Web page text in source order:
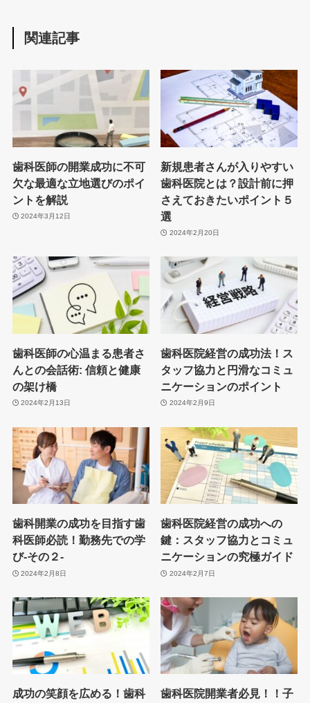
関連記事
歯科医師の開業成功に不可
欠な最適な立地選びのポイ
ントを解説
2024年3月12日
新規患者さんが入りやすい
歯科医院とは？設計前に押
さえておきたいポイント５
選
2024年2月20日
歯科医師の心温まる患者さ
んとの会話術: 信頼と健康
の架け橋
2024年2月13日
歯科医院経営の成功法！ス
タッフ協力と円滑なコミュ
ニケーションのポイント
2024年2月9日
歯科開業の成功を目指す歯
科医師必読！勤務先での学
び‐その２‐
2024年2月8日
歯科医院経営の成功への
鍵：スタッフ協力とコミュ
ニケーションの究極ガイド
2024年2月7日
成功の笑顔を広める！歯科
歯科医院開業者必見！！子